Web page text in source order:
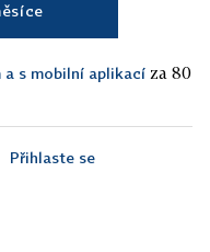
a s mobilní aplikací za 80
Přihlaste se